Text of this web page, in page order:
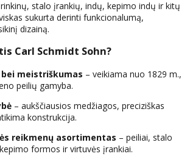
stalo įrankių, indų, kepimo indų ir kitų
sukurta derinti funkcionalumą,
dizainą.
Carl Schmidt Sohn?
meistriškumas – veikiama nuo 1829 m.,
peilių gamyba.
– aukščiausios medžiagos, preciziškas
konstrukcija.
reikmenų asortimentas – peiliai, stalo
formos ir virtuvės įrankiai.